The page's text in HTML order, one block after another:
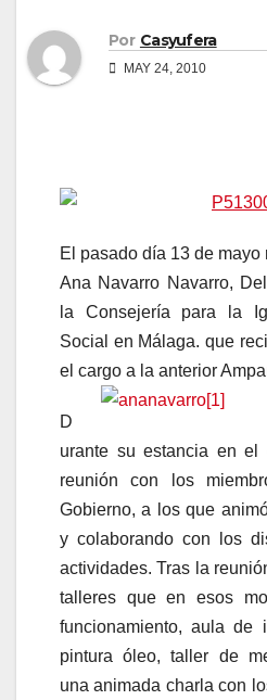
Por Casyufera
MAY 24, 2010
El pasado día 13 de
Ana Navarro Navarro,
la Consejería para la
Social en Málaga. que
el cargo a la anterior
D
urante su estancia en el
reunión con los
Gobierno, a los que
y colaborando con los
actividades. Tras la
talleres que en esos
funcionamiento, aula de
pintura óleo, taller de
una animada charla con